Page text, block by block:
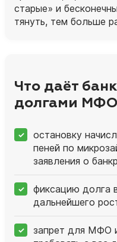
старые» и
тянуть, тем больше
Что даёт
долгами МФО
остановку
пеней по
заявления о
фиксацию долга
дальнейшего
запрет для МФО